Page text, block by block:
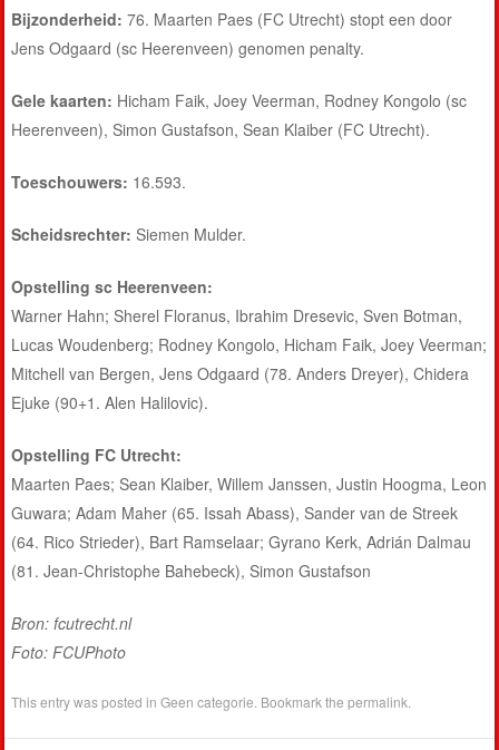
Bijzonderheid: 76. Maarten Paes (FC Utrecht) stopt een door
Jens Odgaard (sc Heerenveen) genomen penalty.
Gele kaarten: Hicham Faik, Joey Veerman, Rodney Kongolo (sc
Heerenveen), Simon Gustafson, Sean Klaiber (FC Utrecht).
Toeschouwers: 16.593.
Scheidsrechter: Siemen Mulder.
Opstelling sc Heerenveen:
Warner Hahn; Sherel Floranus, Ibrahim Dresevic, Sven Botman,
Lucas Woudenberg; Rodney Kongolo, Hicham Faik, Joey Veerman;
Mitchell van Bergen, Jens Odgaard (78. Anders Dreyer), Chidera
Ejuke (90+1. Alen Halilovic).
Opstelling FC Utrecht:
Maarten Paes; Sean Klaiber, Willem Janssen, Justin Hoogma, Leon
Guwara; Adam Maher (65. Issah Abass), Sander van de Streek
(64. Rico Strieder), Bart Ramselaar; Gyrano Kerk, Adrián Dalmau
(81. Jean-Christophe Bahebeck), Simon Gustafson
Bron: fcutrecht.nl
Foto: FCUPhoto
This entry was posted inGeen categorie . Bookmark thepermalink